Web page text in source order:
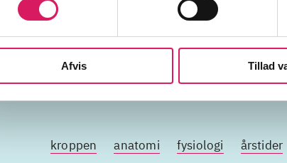
Afvis Tillad
naturen
kroppen anatomi fysiologi årstider